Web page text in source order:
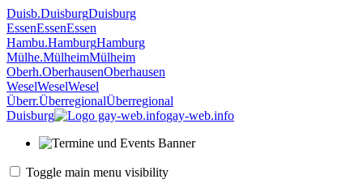
Duisb.DuisburgDuisburg
EssenEssenEssen
Hambu.HamburgHamburg
Mülhe.MülheimMülheim
Oberh.OberhausenOberhausen
WeselWeselWesel
Überr.ÜberregionalÜberregional
Duisburg
gay-web.info
Toggle main menu visibility